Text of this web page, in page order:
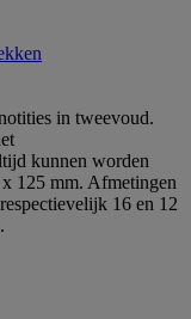
in tweevoud.
kunnen worden
125 mm. Afmetingen
16 en 12